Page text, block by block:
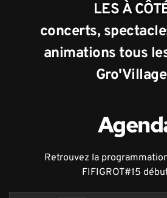
LES À
concerts,
animations tous
Retrouvez la
FIFIGROT#15